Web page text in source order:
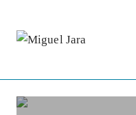
contenido